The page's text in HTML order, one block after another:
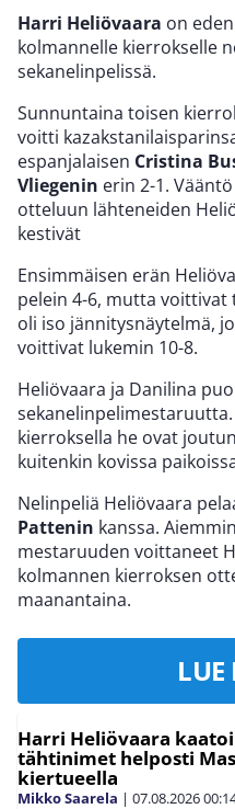
Harri Heliövaara on
kolmannelle kierrokselle
sekanelinpelissä.
Sunnuntaina toisen
voitti
espanjalaisen Cristina
Vliegenin erin 2-1.
otteluun lähteneiden
kestivät
Ensimmäisen erän
pelein 4-6, mutta voittivat
oli iso jännitysnäytelmä,
voittivat lukemin 10-8.
Heliövaara ja Danilina
kierroksella he ovat
kuitenkin kovissa
Nelinpeliä Heliövaara
Pattenin kanssa.
mestaruuden voittaneet
kolmannen kierroksen
maanantaina.
LUE
Harri Heliövaara
tähtinimet helposti
kiertueella
Mikko Saarela | 07.08.2026